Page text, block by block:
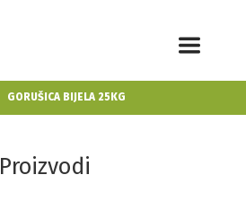
GORUŠICA BIJELA 25KG
Proizvodi